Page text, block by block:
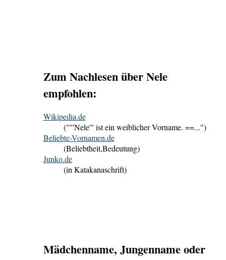
Zum Nachlesen über Nele
empfohlen:
Wikipedia.de
("'''Nele''' ist ein weiblicher Vorname. ==...")
Beliebte-Vornamen.de
(Beliebtheit,Bedeutung)
Junko.de
(in Katakanaschrift)
Mädchenname, Jungenname oder